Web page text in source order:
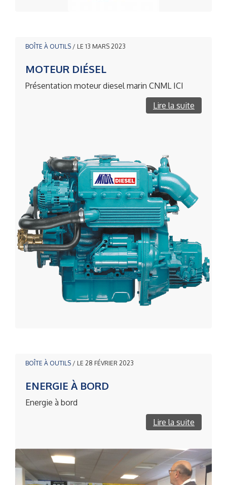
BOÎTE À OUTILS / LE 13 MARS 2023
MOTEUR DIÉSEL
Présentation moteur diesel marin CNML ICI
Lire la suite
BOÎTE À OUTILS / LE 28 FÉVRIER 2023
ENERGIE À BORD
Energie à bord
Lire la suite